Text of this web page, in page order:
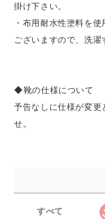
掛け下さい。
・布用耐水性塗料を
ございますので、洗濯
◆靴の仕様について
予告なしに仕様が変更
せ。
すべて